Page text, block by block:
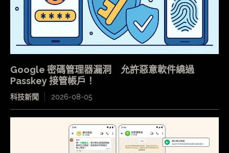
Google 密碼管理器漏洞 允許惡意軟件繞過
Passkey 接管帳戶！
科技新聞 2026-08-05